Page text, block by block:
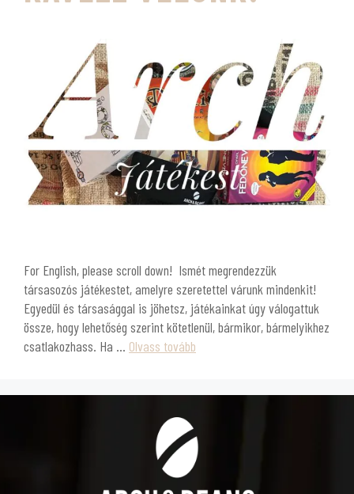
For English, please scroll down! Ismét megrendezzük
társasozós játékestet, amelyre szeretettel várunk mindenkit!
Egyedül és társasággal is jöhetsz, játékainkat úgy válogattuk
össze, hogy lehetőség szerint kötetlenül, bármikor, bármelyikhez
csatlakozhass. Ha … Olvass tovább